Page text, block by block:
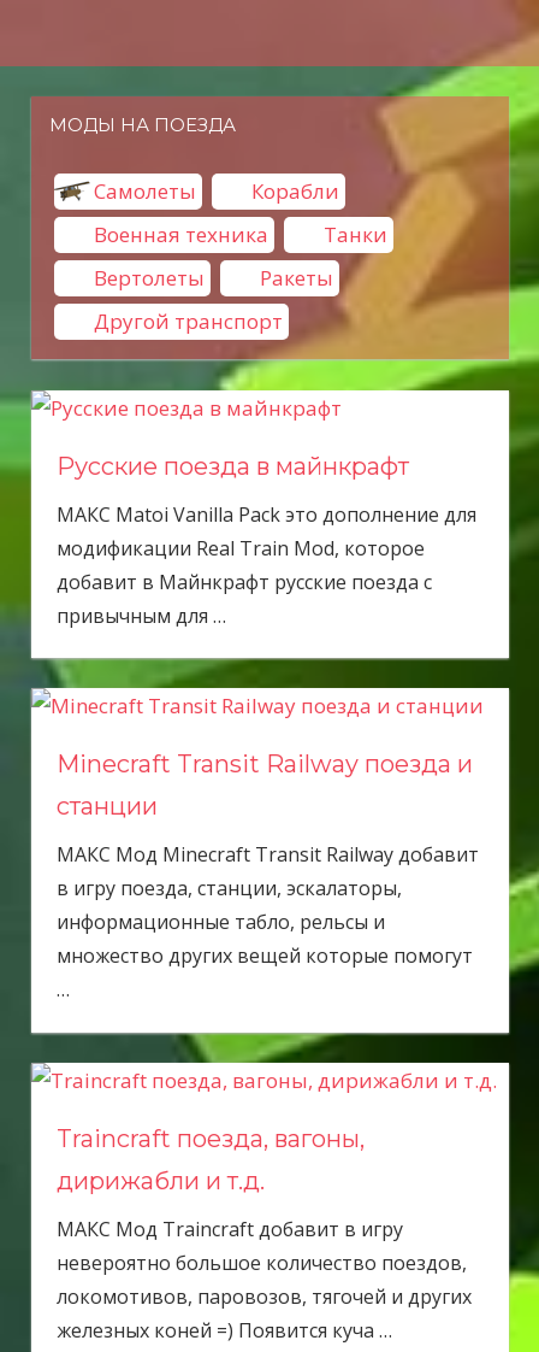
МОДЫ НА ПОЕЗДА
Самолеты
Корабли
Военная техника
Танки
Вертолеты
Ракеты
Другой транспорт
Русские поезда в майнкрафт
МАКС Matoi Vanilla Pack это дополнение для
модификации Real Train Mod, которое
добавит в Майнкрафт русские поезда с
привычным для …
Minecraft Transit Railway поезда и
станции
МАКС Мод Minecraft Transit Railway добавит
в игру поезда, станции, эскалаторы,
информационные табло, рельсы и
множество других вещей которые помогут
…
Traincraft поезда, вагоны,
дирижабли и т.д.
МАКС Мод Traincraft добавит в игру
невероятно большое количество поездов,
локомотивов, паровозов, тягочей и других
железных коней =) Появится куча …